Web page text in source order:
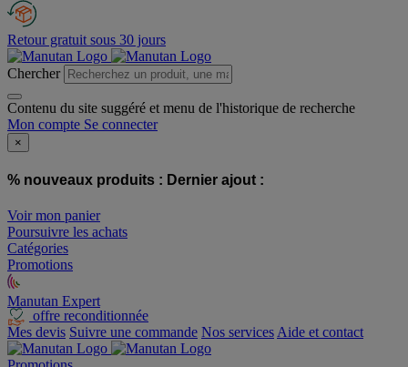
Retour gratuit sous 30 jours
Chercher
Contenu du site suggéré et menu de l'historique de recherche
Mon compte Se connecter
×
% nouveaux produits : Dernier ajout :
Voir mon panier
Poursuivre les achats
Catégories
Promotions
Manutan Expert
offre reconditionnée
Mes devis Suivre une commande Nos services Aide et contact